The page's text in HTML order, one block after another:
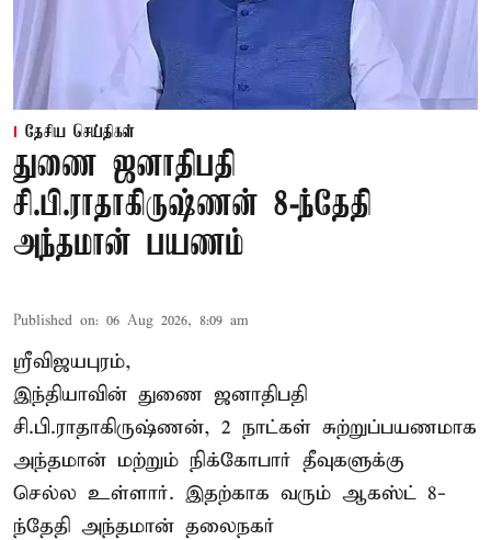
தேசிய செய்திகள்
துணை ஜனாதிபதி
சி.பி.ராதாகிருஷ்ணன் 8-ந்தேதி
அந்தமான் பயணம்
Published on: 06 Aug 2026, 8:09 am
ஸ்ரீவிஜயபுரம்,
இந்தியாவின் துணை ஜனாதிபதி
சி.பி.ராதாகிருஷ்ணன், 2 நாட்கள் சுற்றுப்பயணமாக
அந்தமான் மற்றும் நிக்கோபார் தீவுகளுக்கு
செல்ல உள்ளார். இதற்காக வரும் ஆகஸ்ட் 8-
ந்தேதி அந்தமான் தலைநகர்